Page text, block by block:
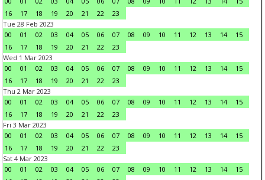
16
17 18 19 20 21 22
23
Tue 28 Feb 2023
00
01 02 03 04 05 06 07 08 09 10 11 12 13 14
15
16
17 18 19 20 21 22
23
Wed 1 Mar 2023
00
01 02 03 04 05 06 07 08 09 10 11 12 13 14
15
16
17 18 19 20 21 22
23
Thu 2 Mar 2023
00
01 02 03 04 05 06 07 08 09 10 11 12 13 14
15
16
17 18 19 20 21 22
23
Fri 3 Mar 2023
00
01 02 03 04 05 06 07 08 09 10 11 12 13 14
15
16
17 18 19 20 21 22
23
Sat 4 Mar 2023
00
01 02 03 04 05 06 07 08 09 10 11 12 13 14
15